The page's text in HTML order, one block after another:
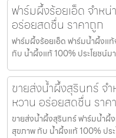
ฟาร์มผึ้งร้อยเอ็ด จำห
อร่อยสดชื่น ราคาถูก
ฟาร์มผึ้งร้อยเอ็ด ฟาร์มน้ำผึ้งแ
กับ น้ำผึ้งแท้ 100% ประโยชน์ม
ขายส่งน้ำผึ้งสุรินทร์ จ
หวาน อร่อยสดชื่น ราค
ขายส่งน้ำผึ้งสุรินทร์ ฟาร์มน้ำผึ้
สุขภาพ กับ น้ำผึ้งแท้ 100% ปร